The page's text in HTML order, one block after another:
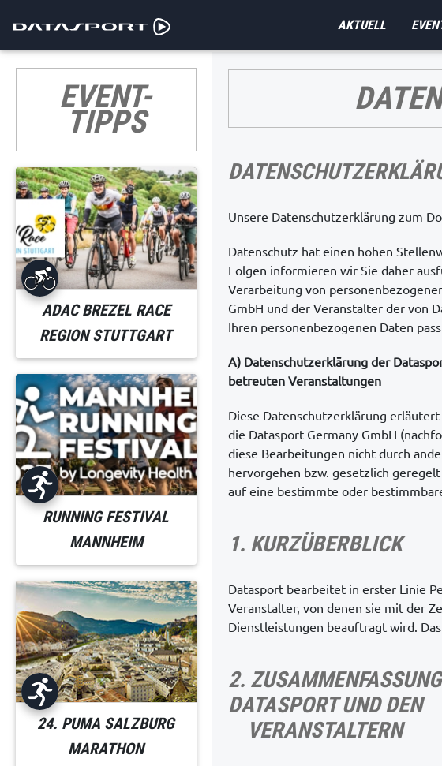
AKTUELL
Unsere Datenschutzerklärung zum
Datenschutz hat einen hohen
Folgen informieren wir Sie daher
Verarbeitung von
GmbH und der Veranstalter der von
Ihren personenbezogenen Daten
A) Datenschutzerklärung der
betreuten Veranstaltungen
Diese Datenschutzerklärung
die Datasport Germany GmbH
diese Bearbeitungen nicht durch
hervorgehen bzw. gesetzlich
auf eine bestimmte oder
1. KURZÜBERBLICK
Datasport bearbeitet in erster Linie
Veranstalter, von denen sie mit der
Dienstleistungen beauftragt wird.
2.
DATASPORT UND DEN
VERANSTALTERN
EVENT-
TIPPS
ADAC BREZEL RACE
REGION STUTTGART
RUNNING FESTIVAL
MANNHEIM
24. PUMA SALZBURG
MARATHON